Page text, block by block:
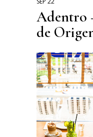
Adentro
de